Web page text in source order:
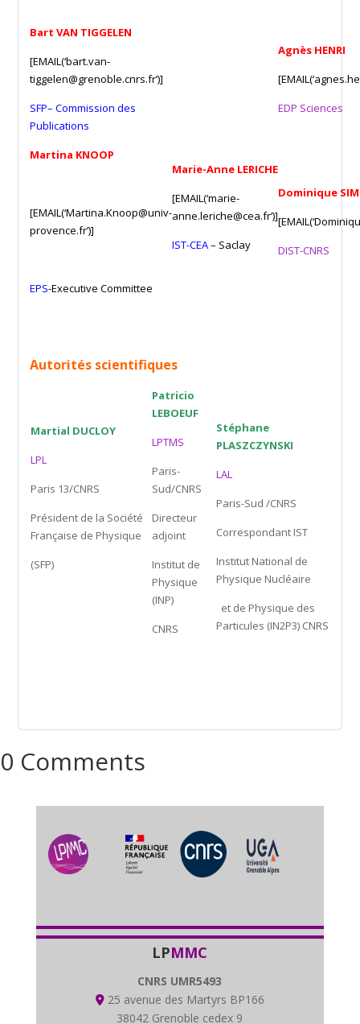
Bart VAN TIGGELEN
[EMAIL(‘bart.van-
tiggelen@grenoble.cnrs.fr’)]
SFP–Commission des
Publications
Agnès HENRI
EDP Sciences
Martina KNOOP
[EMAIL(‘Martina.Knoop@univ-
provence.fr’)]
EPS-Executive Committee
Marie-Anne LERICHE
[EMAIL(‘marie-
anne.leriche@cea.fr’)]
IST-CEA– Saclay
Dominique
DIST-CNRS
Autorités scientifiques
Martial DUCLOY
LPL
Paris 13/CNRS
Président de la Société
Française de Physique
(SFP)
Patricio
LEBOEUF
LPTMS
Paris-
Sud/CNRS
Directeur
adjoint
Institut de
Physique
(INP)
CNRS
Stéphane
PLASZCZYNSKI
LAL
Paris-Sud /CNRS
Correspondant IST
Institut National de
Physique Nucléaire
et de Physique des
Particules (IN2P3) CNRS
0 Comments
LPMMC
CNRS UMR5493
25 avenue des Martyrs BP166
38042 Grenoble cedex 9